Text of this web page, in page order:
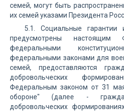
семей, могут быть
их семей указами Президента
5.1. Социальные гарантии
предусмотрены настоящим
федеральными
федеральными законами для
семей, предоставляются
добровольческих
Федеральным законом от 31
обороне" (далее -
добровольческих